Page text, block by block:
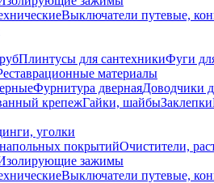
Выключатели путевые,
Плинтусы для сантехникиФуги
материалы
Фурнитура двернаяДоводчики
крепежГайки, шайбыЗаклепки
уголки
покрытийОчистители,
зажимы
Выключатели путевые,